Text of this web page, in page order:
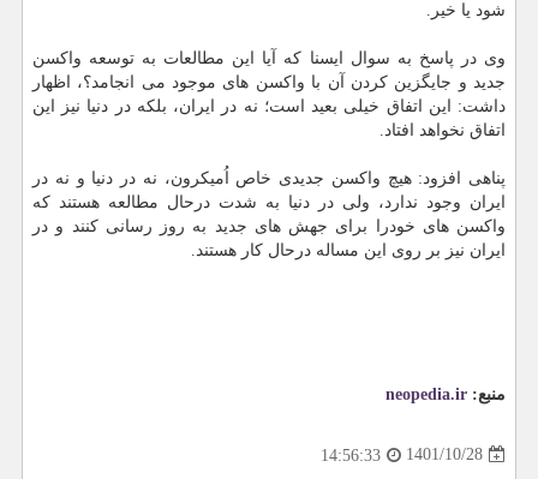
شود یا خیر.
وی در پاسخ به سوال ایسنا که آیا این مطالعات به توسعه واکسن
جدید و جایگزین کردن آن با واکسن های موجود می انجامد؟، اظهار
داشت: این اتفاق خیلی بعید است؛ نه در ایران، بلکه در دنیا نیز این
اتفاق نخواهد افتاد.
پناهی افزود: هیچ واکسن جدیدی خاص اُمیکرون، نه در دنیا و نه در
ایران وجود ندارد، ولی در دنیا به شدت درحال مطالعه هستند که
واکسن های خودرا برای جهش های جدید به روز رسانی کنند و در
ایران نیز بر روی این مساله درحال کار هستند.
منبع: neopedia.ir
1401/10/28
14:56:33